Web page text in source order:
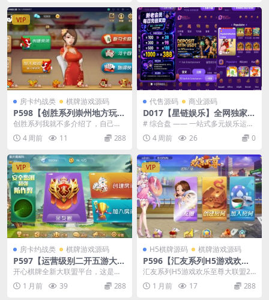
VIP
房卡约战类 棋牌游戏源码
P598【创胜系列崇州地方玩法
断勾卡麻将】完整服务器组件
+双端APP+授权机+通用视频
教程
创胜系列我就不多介绍了，自己看
下面的图，网狐的内核，纯房卡游
戏，游戏有长牌斗十四...
4 周前 11 288
代售源码 商业源码
D017【星链娱乐】全网独家首
推大型游戏综合盘/体育/PG/
电竟/电玩大型综合体
# 综合盘 —— 一站式多元娱乐运营
管理平台介绍 ## 一、平台整体定
位 综合盘...
4 周前 26 0
VIP
房卡约战类 棋牌游戏源码
P597【运营级别二开五游大联
盟/开心棋牌】2026最新整理
完整服务器组件+双端APP+完
美AI机器人+超详细视频教程
开心棋牌全新大联盟平台，这是五
游源代码二次开发新游戏UI，经过
二次开发改造后，平...
1 月前 39 288
VIP
H5棋牌源码 棋牌游戏源码
P596【汇友系列H5游戏欢乐
至尊大联盟】2026最新整理Li
nux系统最新组件+搭建教程
汇友系列H5游戏欢乐至尊大联盟20
26最新整理Linux系统最新组件+搭
建教程 ...
1 月前 17 288